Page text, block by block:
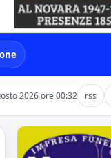
2026 ore 00:32 rss